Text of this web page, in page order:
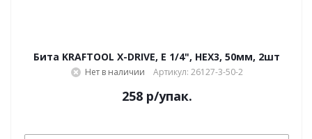
Бита KRAFTOOL X-DRIVE, E 1/4", HEX3, 50мм, 2шт
Нет в наличии Артикул: 26127-3-50-2
258р/упак.